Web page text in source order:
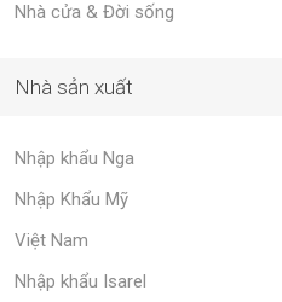
Nhà cửa & Đời sống
Nhà sản xuất
Nhập khẩu Nga
Nhập Khẩu Mỹ
Việt Nam
Nhập khẩu Isarel